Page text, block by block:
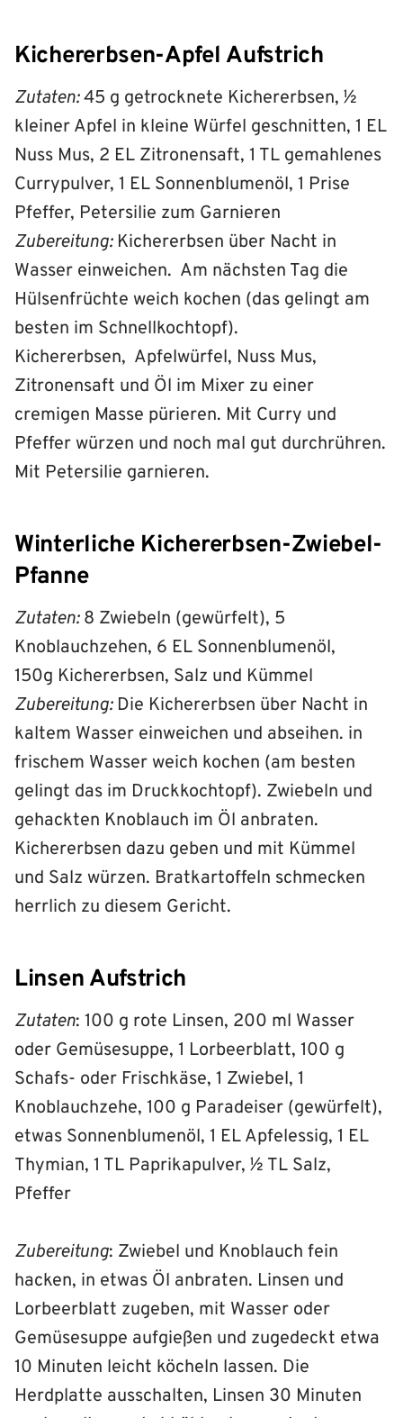
Kichererbsen-Apfel Aufstrich
Zutaten:45 g getrocknete Kichererbsen, ½
kleiner Apfel in kleine Würfel geschnitten, 1 EL
Nuss Mus, 2 EL Zitronensaft, 1 TL gemahlenes
Currypulver, 1 EL Sonnenblumenöl, 1 Prise
Pfeffer, Petersilie zum Garnieren
Zubereitung:Kichererbsen über Nacht in
Wasser einweichen. Am nächsten Tag die
Hülsenfrüchte weich kochen (das gelingt am
besten im Schnellkochtopf).
Kichererbsen, Apfelwürfel, Nuss Mus,
Zitronensaft und Öl im Mixer zu einer
cremigen Masse pürieren. Mit Curry und
Pfeffer würzen und noch mal gut durchrühren.
Mit Petersilie garnieren.
Winterliche Kichererbsen-Zwiebel-
Pfanne
Zutaten:8 Zwiebeln (gewürfelt), 5
Knoblauchzehen, 6 EL Sonnenblumenöl,
150g Kichererbsen, Salz und Kümmel
Zubereitung:Die Kichererbsen über Nacht in
kaltem Wasser einweichen und abseihen. in
frischem Wasser weich kochen (am besten
gelingt das im Druckkochtopf). Zwiebeln und
gehackten Knoblauch im Öl anbraten.
Kichererbsen dazu geben und mit Kümmel
und Salz würzen. Bratkartoffeln schmecken
herrlich zu diesem Gericht.
Linsen Aufstrich
Zutaten: 100 g rote Linsen, 200 ml Wasser
oder Gemüsesuppe, 1 Lorbeerblatt, 100 g
Schafs- oder Frischkäse, 1 Zwiebel, 1
Knoblauchzehe, 100 g Paradeiser (gewürfelt),
etwas Sonnenblumenöl, 1 EL Apfelessig, 1 EL
Thymian, 1 TL Paprikapulver, ½ TL Salz,
Pfeffer
Zubereitung: Zwiebel und Knoblauch fein
hacken, in etwas Öl anbraten. Linsen und
Lorbeerblatt zugeben, mit Wasser oder
Gemüsesuppe aufgießen und zugedeckt etwa
10 Minuten leicht köcheln lassen. Die
Herdplatte ausschalten, Linsen 30 Minuten